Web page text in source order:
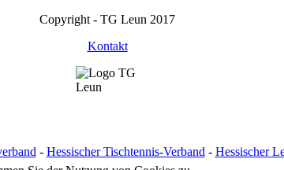
Copyright - TG Leun 2017
Kontakt
- Hessischer Tischtennis-Verband - Hessischer